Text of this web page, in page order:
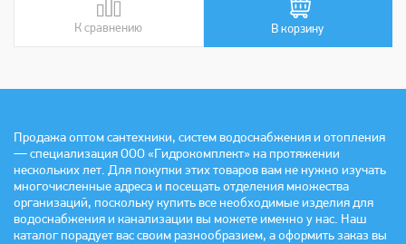
К сравнению
В сравнении В корзину
Продажа оптом сантехники, систем водоснабжения и отопления
— специализация ООО «Гидрокомплект» на протяжении
нескольких лет. Для покупки этих товаров вам не нужно изучать
многочисленные адреса и посещать отделения множества
организаций, поскольку купить все необходимые изделия для
водоснабжения и канализации вы можете именно у нас. Наш
каталог порадует вас своим разнообразием, а оформить заказ вы